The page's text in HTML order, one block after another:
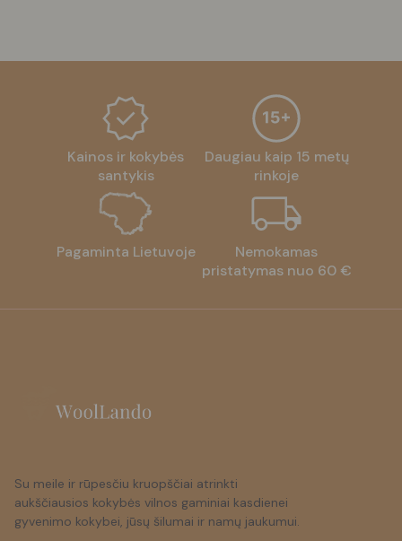
Kainos ir kokybės
santykis
Daugiau kaip 15 metų
rinkoje
Pagaminta Lietuvoje
Nemokamas
pristatymas nuo 60 €
Su meile ir rūpesčiu kruopščiai atrinkti
aukščiausios kokybės vilnos gaminiai kasdienei
gyvenimo kokybei, jūsų šilumai ir namų jaukumui.